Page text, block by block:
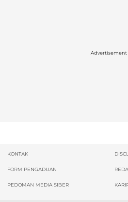
Advertisement
KONTAK
FORM PENGADUAN
PEDOMAN MEDIA SIBER